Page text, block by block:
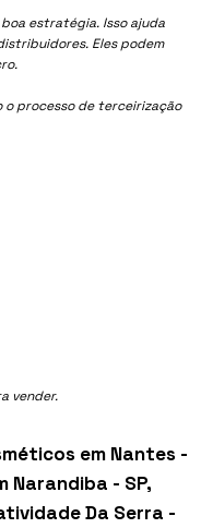
estratégia. Isso ajuda
Eles podem
processo de terceirização
vender.
em Nantes -
Narandiba - SP,
Da Serra -